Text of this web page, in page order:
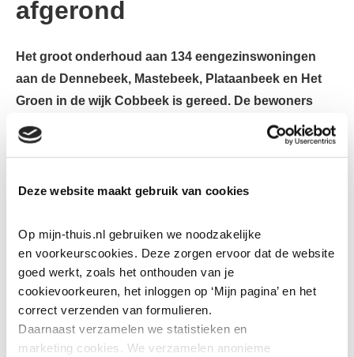
Deze website maakt gebruik van cookies
Op mijn-thuis.nl gebruiken we noodzakelijke
en voorkeurscookies. Deze zorgen ervoor dat de website
goed werkt, zoals het onthouden van je
cookievoorkeuren, het inloggen op ‘Mijn pagina’ en het
correct verzenden van formulieren.
Daarnaast verzamelen we statistieken en
marketing cookies. We verzamelen anonieme
afgerond
Het groot onderhoud aan 134 eengezinswoningen
aan de Dennebeek, Mastebeek, Plataanbeek en Het
Groen in de wijk Cobbeek is gereed. De bewoners
zitten er weer warmpjes bij in hun duurzame, goed
geïsoleerde woningen.